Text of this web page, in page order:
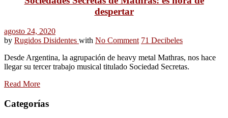
despertar
agosto 24, 2020
by Rugidos Disidentes with No Comment 71 Decibeles
Desde Argentina, la agrupación de heavy metal Mathras, nos hace
llegar su tercer trabajo musical titulado Sociedad Secretas.
Read More
Categorías